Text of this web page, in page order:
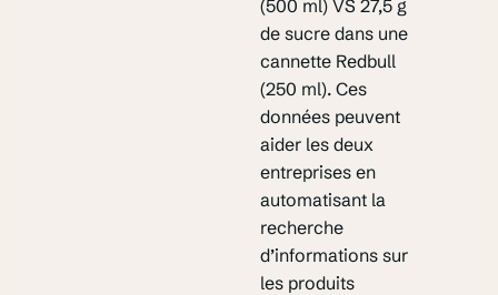
(500 ml) VS 27,5 g
de sucre dans une
cannette Redbull
(250 ml). Ces
données peuvent
aider les deux
entreprises en
automatisant la
recherche
d’informations sur
les produits